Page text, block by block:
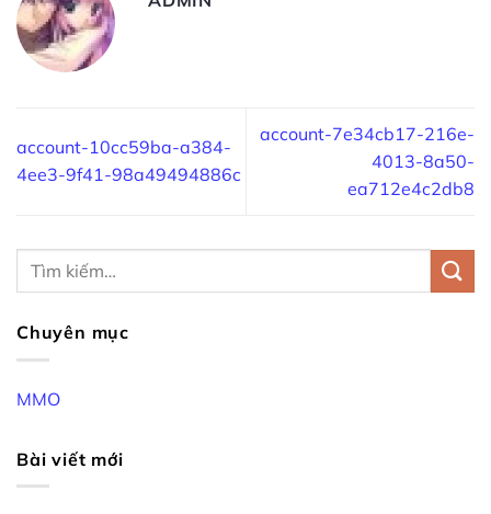
account-10cc59ba-a384-
4ee3-9f41-98a49494886c
account-7e34cb17-216e-
4013-8a50-
ea712e4c2db8
Chuyên mục
MMO
Bài viết mới